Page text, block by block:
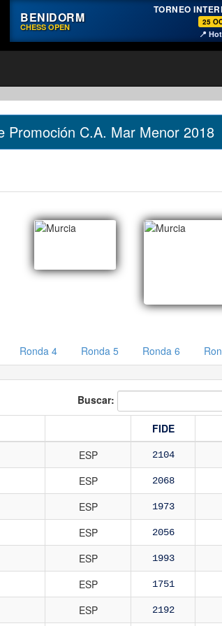
BENIDORM
CHESS OPEN
TORNEO
25
📍
Promoción C.A. Mar Menor 2018
Ronda 4 Ronda 5 Ronda 6
Buscar:
FIDE
ESP 2104
ESP 2068
ESP 1973
ESP 2056
ESP 1993
ESP 1751
ESP 2192